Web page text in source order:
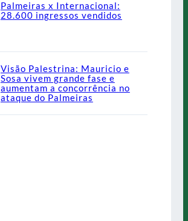
Palmeiras x Internacional:
28.600 ingressos vendidos
Visão Palestrina: Mauricio e
Sosa vivem grande fase e
aumentam a concorrência no
ataque do Palmeiras